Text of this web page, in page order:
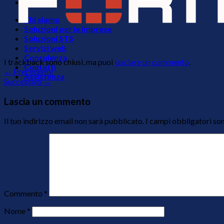
Chi siamo
Soluzioni per le imprese
Soluzioni STS
Servizi web
Consulenza
Contatti
Assistenza
I trackback sono chiusi, ma puoi lasciare un commento.
← Precedente
Successivo→
Lascia un commento
Il tuo indirizzo email non sarà pubblicato. I campi obbligatori
Commento *
Nome *